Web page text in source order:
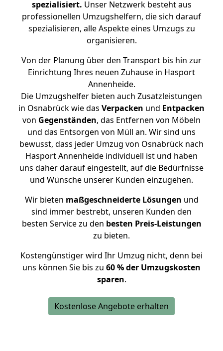
spezialisiert. Unser Netzwerk besteht aus
professionellen Umzugshelfern, die sich darauf
spezialisieren, alle Aspekte eines Umzugs zu
organisieren.
Von der Planung über den Transport bis hin zur
Einrichtung Ihres neuen Zuhause in Hasport
Annenheide.
Die Umzugshelfer bieten auch Zusatzleistungen
in Osnabrück wie das Verpacken und Entpacken
von Gegenständen, das Entfernen von Möbeln
und das Entsorgen von Müll an. Wir sind uns
bewusst, dass jeder Umzug von Osnabrück nach
Hasport Annenheide individuell ist und haben
uns daher darauf eingestellt, auf die Bedürfnisse
und Wünsche unserer Kunden einzugehen.
Wir bieten maßgeschneiderte Lösungen und
sind immer bestrebt, unseren Kunden den
besten Service zu den besten Preis-Leistungen
zu bieten.
Kostengünstiger wird Ihr Umzug nicht, denn bei
uns können Sie bis zu 60 % der Umzugskosten
sparen.
Kostenlose Angebote erhalten